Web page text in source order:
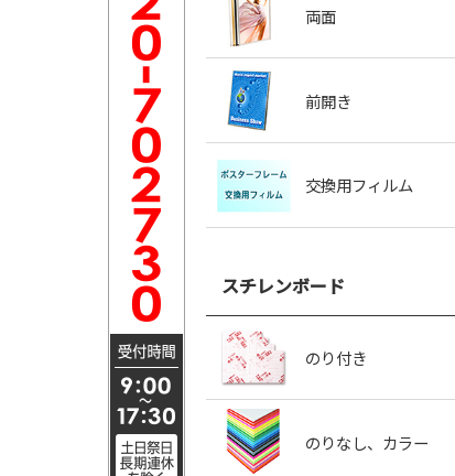
両面
前開き
交換用フィルム
スチレンボード
のり付き
のりなし、カラー